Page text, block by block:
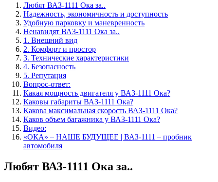
Любят ВАЗ-1111 Ока за..
Надежность, экономичность и доступность
Удобную парковку и маневренность
Ненавидят ВАЗ-1111 Ока за..
1. Внешний вид
2. Комфорт и простор
3. Технические характеристики
4. Безопасность
5. Репутация
Вопрос-ответ:
Какая мощность двигателя у ВАЗ-1111 Ока?
Каковы габариты ВАЗ-1111 Ока?
Какова максимальная скорость ВАЗ-1111 Ока?
Каков объем багажника у ВАЗ-1111 Ока?
Видео:
«ОКА» – НАШЕ БУДУЩЕЕ | ВАЗ-1111 – пробник
автомобиля
Любят ВАЗ-1111 Ока за..